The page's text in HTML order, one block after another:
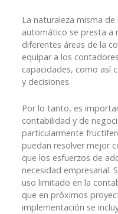
La naturaleza misma
automático se presta a
diferentes áreas de la
equipar a los
capacidades, como así
y decisiones.
Por lo tanto, es
contabilidad y de
particularmente
puedan resolver mejor
que los esfuerzos de
necesidad empresarial.
uso limitado en la
que en próximos
implementación se